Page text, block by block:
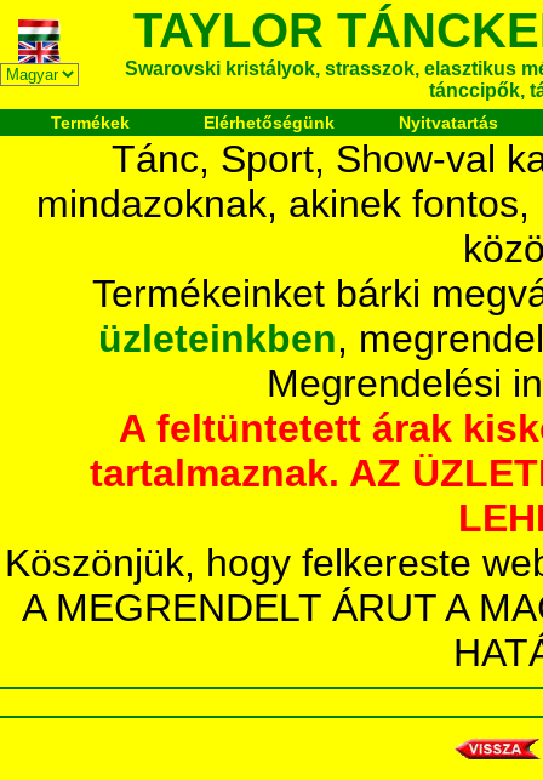
TAYLOR
Swarovski kristályok, strasszok, elasztikus
tánccipők,
Termékek Elérhetőségünk Nyitvatartás
Tánc, Sport, Show-val
mindazoknak, akinek
Termékeinket bárki
üzleteinkben,
Megrendelési
A feltüntetett árak
tartalmaznak. AZ
Köszönjük, hogy felkereste
A MEGRENDELT ÁRUT A